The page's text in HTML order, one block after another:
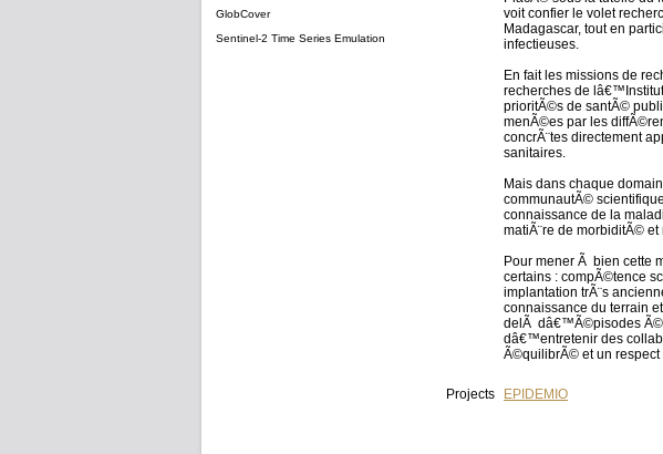
GlobCover
Sentinel-2 Time Series Emulation
voit confier le volet
Madagascar, tout en
infectieuses.
En fait les missions de
recherches de
prioritÃ©s de santÃ©
menÃ©es par les
concrÃ¨tes directement
sanitaires.
Mais dans chaque
communautÃ©
connaissance de la
matiÃ¨re de morbiditÃ©
Pour mener Ã bien cette
certains : compÃ©tence
implantation trÃ¨s
connaissance du terrain
delÃ dâ€™Ã©pisodes
dâ€™entretenir des
Ã©quilibrÃ© et un respect
Projects EPIDEMIO